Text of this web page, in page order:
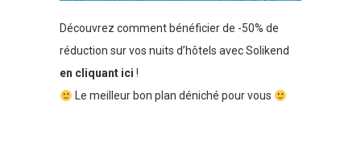
Découvrez comment bénéficier de -50% de
réduction sur vos nuits d’hôtels avec Solikend
en cliquant ici !
Le meilleur bon plan déniché pour vous